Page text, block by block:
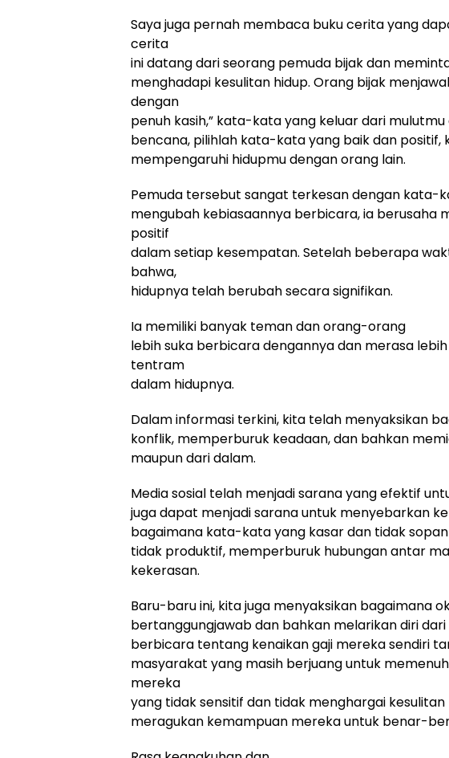
Saya juga pernah membaca buku cerita yang
cerita
ini datang dari seorang pemuda bijak dan
menghadapi kesulitan hidup. Orang bijak
dengan
penuh kasih,” kata-kata yang keluar dari
bencana, pilihlah kata-kata yang baik dan
mempengaruhi hidupmu dengan orang lain.
Pemuda tersebut sangat terkesan dengan kata-
mengubah kebiasaannya berbicara, ia berusaha
positif
dalam setiap kesempatan. Setelah beberapa
bahwa,
hidupnya telah berubah secara signifikan.
Ia memiliki banyak teman dan orang-orang
lebih suka berbicara dengannya dan merasa
tentram
dalam hidupnya.
Dalam informasi terkini, kita telah menyaksikan
konflik, memperburuk keadaan, dan bahkan
maupun dari dalam.
Media sosial telah menjadi sarana yang efektif
juga dapat menjadi sarana untuk menyebarkan
bagaimana kata-kata yang kasar dan tidak
tidak produktif, memperburuk hubungan antar
kekerasan.
Baru-baru ini, kita juga menyaksikan bagaimana
bertanggungjawab dan bahkan melarikan diri
berbicara tentang kenaikan gaji mereka sendiri
masyarakat yang masih berjuang untuk
mereka
yang tidak sensitif dan tidak menghargai
meragukan kemampuan mereka untuk benar-